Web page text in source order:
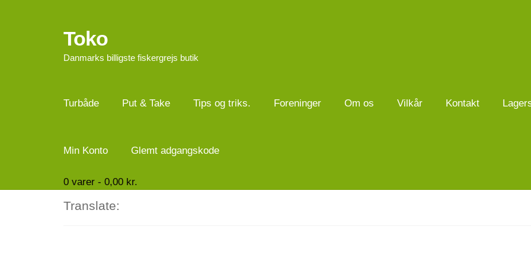
Spring
til
navigation
Spring
til
indhold
Toko
Danmarks billigste fiskergrejs butik
Turbåde Put & Take Tips og triks. Foreninger Om os Vilkår Kontakt
Min Konto Glemt adgangskode
0varer - 0,00 kr.
Translate: